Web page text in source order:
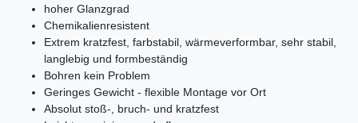
hoher Glanzgrad
Chemikalienresistent
Extrem kratzfest, farbstabil, wärmeverformbar, sehr stabil,
langlebig und formbeständig
Bohren kein Problem
Geringes Gewicht - flexible Montage vor Ort
Absolut stoß-, bruch- und kratzfest